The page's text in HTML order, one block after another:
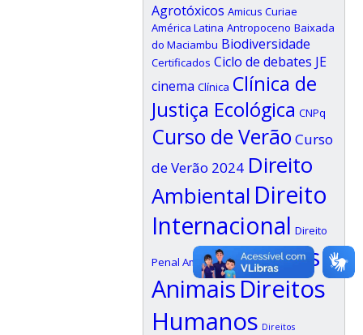
Agrotóxicos Amicus Curiae
América Latina Antropoceno Baixada
do Maciambu Biodiversidade
Certificados Ciclo de debates JE
cinema Clínica Clínica de
Justiça Ecológica CNPq
Curso de Verão Curso
de Verão 2024 Direito
Ambiental Direito
Internacional Direito
Penal Ambiental Direitos
AnimaisDireitos
Humanos Direitos